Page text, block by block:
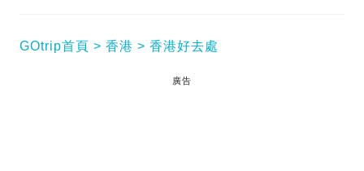
GOtrip首頁 香港 香港好去處
廣告